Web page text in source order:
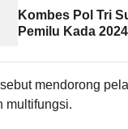
Kombes Pol Tri
Pemilu Kada 2024
mendorong
multifungsi.